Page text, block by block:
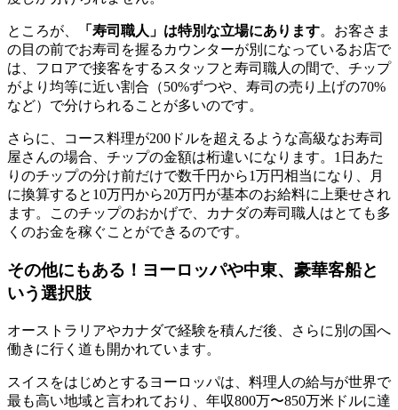
ところが、 「寿司職人」は特別な立場にあります。お客さま
の目の前でお寿司を握るカウンターが別になっているお店で
は、フロアで接客をするスタッフと寿司職人の間で、チップ
がより均等に近い割合（50%ずつや、寿司の売り上げの70%
など）で分けられることが多いのです。
さらに、コース料理が200ドルを超えるような高級なお寿司
屋さんの場合、チップの金額は桁違いになります。1日あた
りのチップの分け前だけで数千円から1万円相当になり、月
に換算すると10万円から20万円が基本のお給料に上乗せされ
ます。このチップのおかげで、カナダの寿司職人はとても多
くのお金を稼ぐことができるのです。
その他にもある！ヨーロッパや中東、豪華客船と
いう選択肢
オーストラリアやカナダで経験を積んだ後、さらに別の国へ
働きに行く道も開かれています。
スイスをはじめとするヨーロッパは、料理人の給与が世界で
最も高い地域と言われており、年収800万〜850万米ドルに達